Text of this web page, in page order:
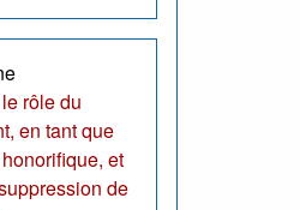
rôle du
en tant que
et
de